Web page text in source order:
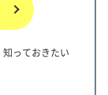
っておきたい